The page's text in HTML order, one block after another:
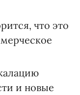
что это
и новые